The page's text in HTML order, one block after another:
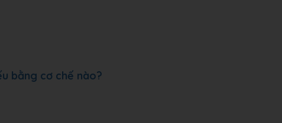
bằng cơ chế nào?